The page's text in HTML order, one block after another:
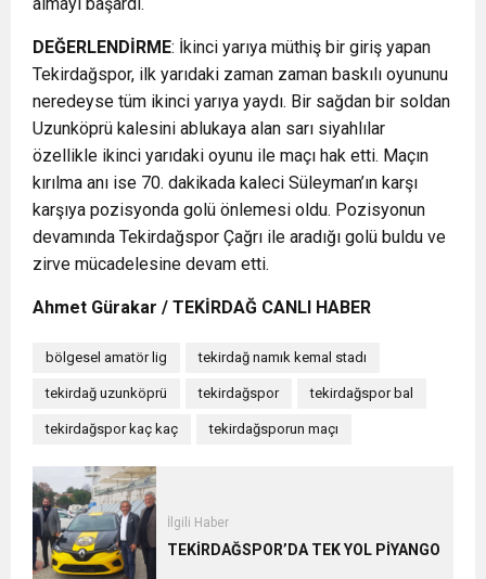
DEĞERLENDİRME: İkinci yarıya müthiş bir giriş yapan
Tekirdağspor, ilk yarıdaki zaman zaman baskılı oyununu
neredeyse tüm ikinci yarıya yaydı. Bir sağdan bir soldan
Uzunköprü kalesini ablukaya alan sarı siyahlılar
özellikle ikinci yarıdaki oyunu ile maçı hak etti. Maçın
kırılma anı ise 70. dakikada kaleci Süleyman’ın karşı
karşıya pozisyonda golü önlemesi oldu. Pozisyonun
devamında Tekirdağspor Çağrı ile aradığı golü buldu ve
zirve mücadelesine devam etti.
Ahmet Gürakar / TEKİRDAĞ CANLI HABER
bölgesel amatör lig tekirdağ namık kemal stadı
tekirdağ uzunköprü tekirdağspor tekirdağspor bal
tekirdağspor kaç kaç tekirdağsporun maçı
İlgili Haber
TEKİRDAĞSPOR’DA TEK YOL PİYANGO